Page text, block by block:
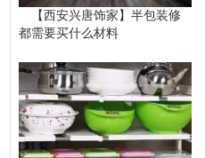
【西安兴唐饰家】半包装修
都需要买什么材料